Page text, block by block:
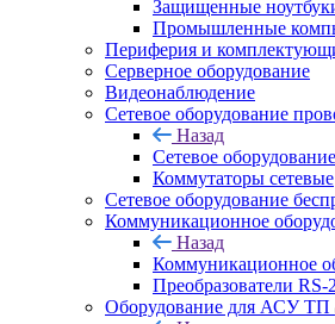
Защищенные
Промышленные
Периферия и
Серверное оборудование
Видеонаблюдение
Сетевое оборудование
Назад
Сетевое
Коммутаторы сетевые
Сетевое оборудование
Коммуникационное
Назад
Коммуникационное
Преобразователи
Оборудование для АСУ ТП